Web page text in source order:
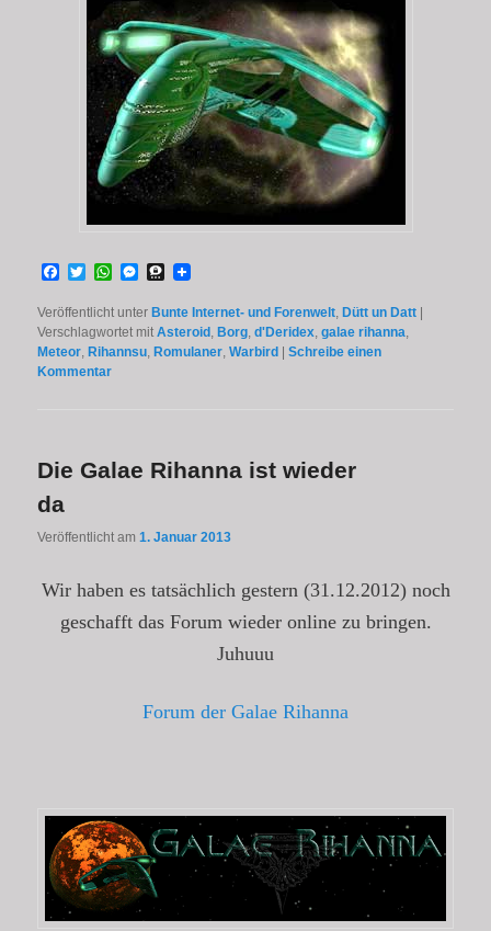
Facebook
TwitterWhatsApp
Messenger
Threema
Veröffentlicht unter Bunte Internet- und Forenwelt, Dütt un Datt
Verschlagwortet mit Asteroid , Borg,d'Deridex,galae rihanna,
Meteor, Rihannsu, Romulaner,Warbird |Schreibe einen
Kommentar
Die Galae Rihanna ist wieder
da
Veröffentlicht am1. Januar 2013
Wir haben es tatsächlich gestern (31.12.2012) noch
geschafft das Forum wieder online zu bringen.
Juhuuu
Forum der Galae Rihanna